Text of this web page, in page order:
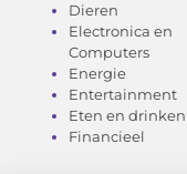
Dieren
Electronica en
Computers
Energie
Entertainment
Eten en drinken
Financieel